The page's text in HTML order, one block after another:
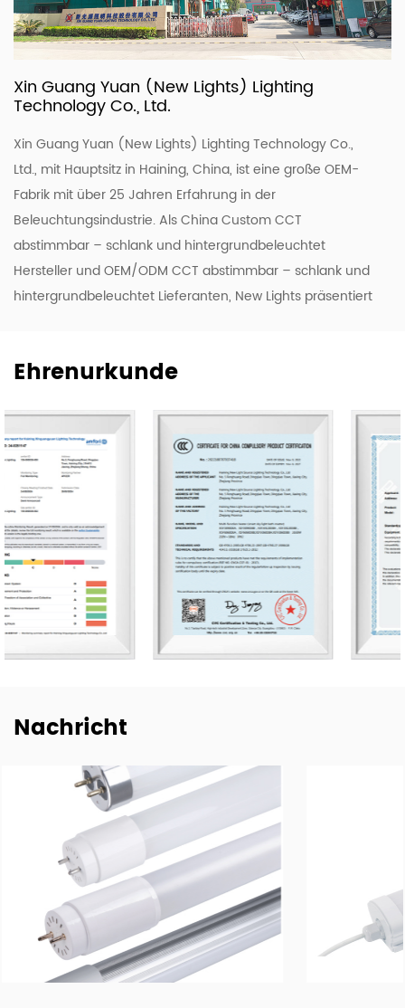
Xin Guang Yuan (New Lights) Lighting
Technology Co., Ltd.
Xin Guang Yuan (New Lights) Lighting Technology Co.,
Ltd., mit Hauptsitz in Haining, China, ist eine große OEM-
Fabrik mit über 25 Jahren Erfahrung in der
Beleuchtungsindustrie. Als China CustomCCT
abstimmbar – schlank und hintergrundbeleuchtet
Hersteller und OEM/ODM CCT abstimmbar – schlank und
hintergrundbeleuchtet Lieferanten, New Lights präsentiert
Um unsere ODM- und OEM-Kompetenz zu stärken,
Entwicklungs- sowie Produktionslinien und bringen eine
Reihe neuer Designs auf den Markt, darunter LED-
Leuchten, -Röhren und -Glühbirnen.
Unser Unternehmen verfügt über 50.000 m² Werkstätten,
Lagerhallen und Büroflächen. Wir beschäftigen 500
Facharbeiter und Beleuchtungsexperten, die 20
professionelle Produktionslinien und wichtige
Unternehmensfunktionen bedienen. Unser Vertriebsteam
besteht aus 20 Vertretern und unsere Exporte erstrecken
sich auf 80 Länder weltweit, darunter die USA,
Beziehung zu Kunden weltweit und pflegen nachhaltige,
Beleuchtungsmarken wie NVC, Yankon, TCL und Midea.
Um der wachsenden Nachfrage nach E-Trading gerecht
zu werden, beschreiten wir den Weg ins E-Commerce-
Zeitalter und bieten über die Alibaba-Plattform leicht
zugängliche, rund um die Uhr verfügbare Online-
Handelsdienste an. Gemeinsam mit unseren erfahrenen
Mitarbeitern in den Bereichen Technologie, Einkauf,
Forschung und Entwicklung, Qualitätssicherung,
Automatisierung und Vertrieb wollen wir uns als einer der
Ehrenurkunde
Nachricht